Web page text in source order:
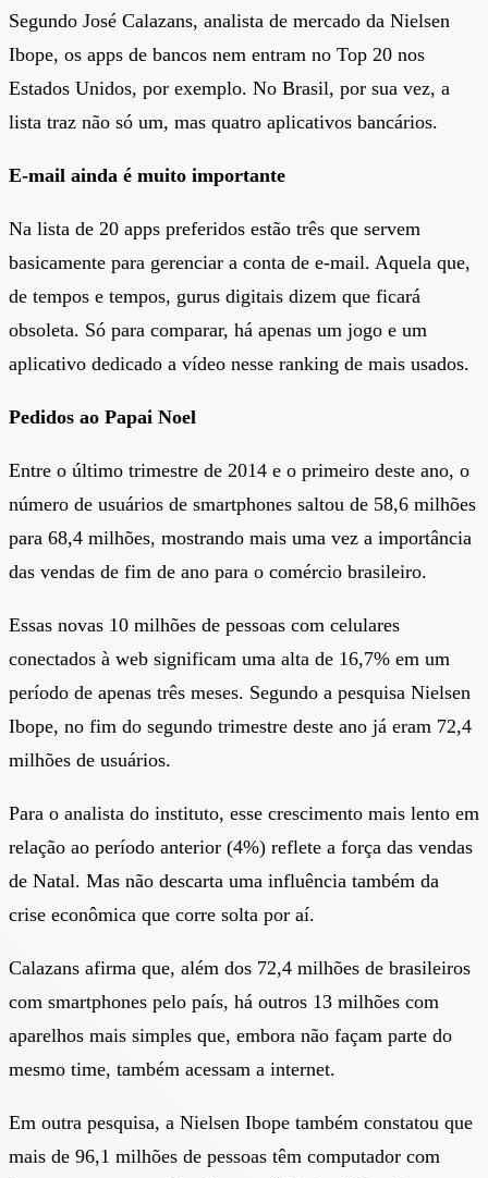
Segundo José Calazans, analista de mercado da Nielsen
Ibope, os apps de bancos nem entram no Top 20 nos
Estados Unidos, por exemplo. No Brasil, por sua vez, a
lista traz não só um, mas quatro aplicativos bancários.
E-mail ainda é muito importante
Na lista de 20 apps preferidos estão três que servem
basicamente para gerenciar a conta de e-mail. Aquela que,
de tempos e tempos, gurus digitais dizem que ficará
obsoleta. Só para comparar, há apenas um jogo e um
aplicativo dedicado a vídeo nesse ranking de mais usados.
Pedidos ao Papai Noel
Entre o último trimestre de 2014 e o primeiro deste ano, o
número de usuários de smartphones saltou de 58,6 milhões
para 68,4 milhões, mostrando mais uma vez a importância
das vendas de fim de ano para o comércio brasileiro.
Essas novas 10 milhões de pessoas com celulares
conectados à web significam uma alta de 16,7% em um
período de apenas três meses. Segundo a pesquisa Nielsen
Ibope, no fim do segundo trimestre deste ano já eram 72,4
milhões de usuários.
Para o analista do instituto, esse crescimento mais lento em
relação ao período anterior (4%) reflete a força das vendas
de Natal. Mas não descarta uma influência também da
crise econômica que corre solta por aí.
Calazans afirma que, além dos 72,4 milhões de brasileiros
com smartphones pelo país, há outros 13 milhões com
aparelhos mais simples que, embora não façam parte do
mesmo time, também acessam a internet.
Em outra pesquisa, a Nielsen Ibope também constatou que
mais de 96,1 milhões de pessoas têm computador com